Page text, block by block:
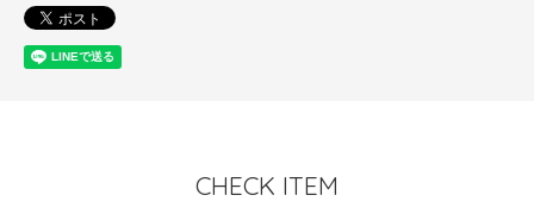
CHECK ITEM